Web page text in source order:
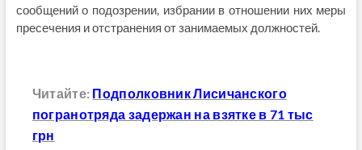
сообщений о подозрении, избрании в отношении них меры
пресечения и отстранения от занимаемых должностей.
Читайте: Подполковник Лисичанского
погранотряда задержан на взятке в 71 тыс
грн